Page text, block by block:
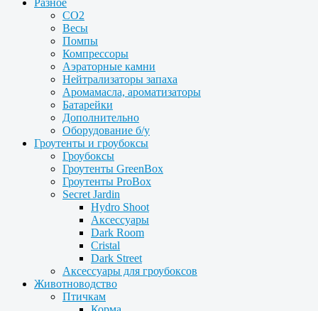
Разное
CO2
Весы
Помпы
Компрессоры
Аэраторные камни
Нейтрализаторы запаха
Аромамасла, ароматизаторы
Батарейки
Дополнительно
Оборудование б/у
Гроутенты и гроубоксы
Гроубоксы
Гроутенты GreenBox
Гроутенты ProBox
Secret Jardin
Hydro Shoot
Аксессуары
Dark Room
Cristal
Dark Street
Аксессуары для гроубоксов
Животноводство
Птичкам